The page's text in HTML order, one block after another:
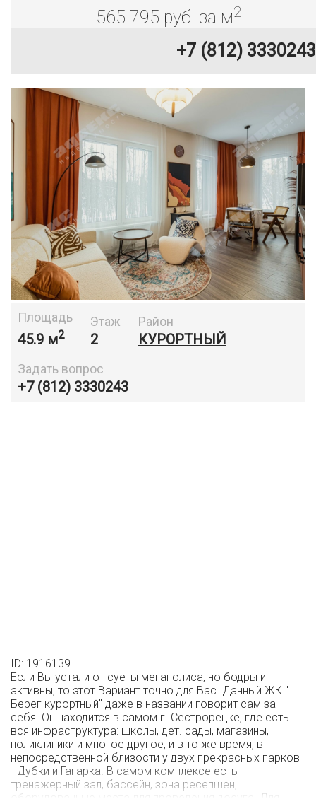
565 795 руб. за м2
+7 (812) 3330243
Площадь
45.9 м2
Этаж
2
Район
КУРОРТНЫЙ
Задать вопрос
+7 (812) 3330243
ID: 1916139
Если Вы устали от суеты мегаполиса, но бодры и
активны, то этот Вариант точно для Вас. Данный ЖК "
Берег курортный" даже в названии говорит сам за
себя. Он находится в самом г. Сестрорецке, где есть
вся инфраструктура: школы, дет. сады, магазины,
поликлиники и многое другое, и в то же время, в
непосредственной близости у двух прекрасных парков
- Дубки и Гагарка. В самом комплексе есть
тренажерный зал, бассейн, зона ресепшен,